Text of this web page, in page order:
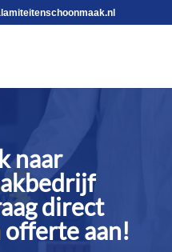
naar
direct
offerte aan!